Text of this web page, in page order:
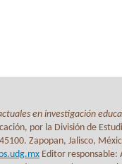
en investigación
por la División de
Zapopan, Jalisco,
Editor responsable: